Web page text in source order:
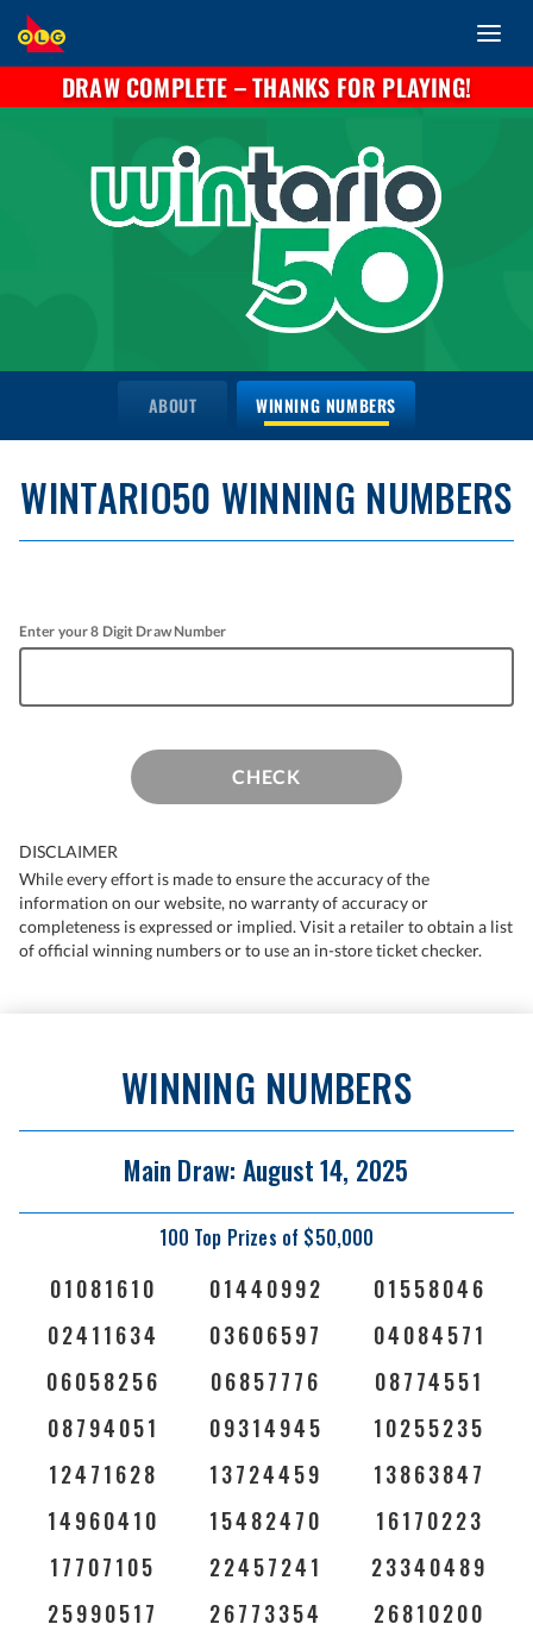
SKIP
TO
MAIN
CONTENT
DRAW COMPLETE – THANKS FOR PLAYING!
ABOUT WINNING NUMBERS
WINTARIO50 WINNING NUMBERS
WINNING NUMBERS
Main Draw: August 14, 2025
100 Top Prizes of $50,000
01081610 01440992
01558046
02411634
03606597
04084571
06058256
06857776
08774551
08794051
09314945
10255235
12471628
13724459
13863847
14960410
15482470
16170223
17707105
22457241
23340489
25990517
26773354
26810200
Enter your 8 Digit Draw Number
CHECK
DISCLAIMER
While every effort is made to ensure the accuracy of the
information on our website, no warranty of accuracy or
completeness is expressed or implied. Visit a retailer to obtain a list
of official winning numbers or to use an in-store ticket checker.